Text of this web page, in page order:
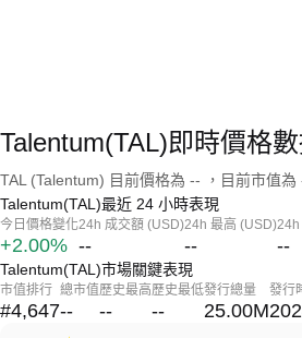
Talentum(TAL)即時價格
TAL (Talentum) 目前價格為 -- ，目前市值為
Talentum(TAL)最近 24 小時表現
今日價格變化
+2.00%
24h 成交額 (USD)
--
24h 最高 (USD)
--
24h
--
Talentum(TAL)市場關鍵表現
市值排行
#4,647
總市值
--
歷史最高
--
歷史最低
--
發行總量
25.00M
發行